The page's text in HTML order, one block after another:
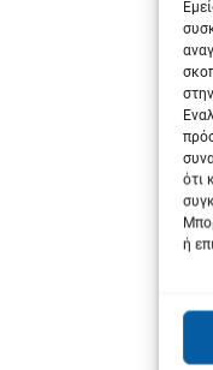
ότι
ή